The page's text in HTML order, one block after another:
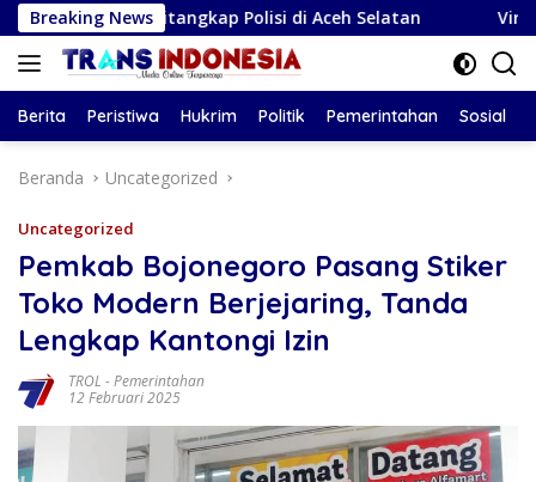
Langsung
ke
konten
Breaking News
Ditangkap Polisi di Aceh Selatan Viral Senam
Berita Peristiwa Hukrim Politik Pemerintahan Sosial
Beranda Uncategorized
Uncategorized
Pemkab Bojonegoro Pasang Stiker
Toko Modern Berjejaring, Tanda
Lengkap Kantongi Izin
TROL -Pemerintahan
12 Februari 2025